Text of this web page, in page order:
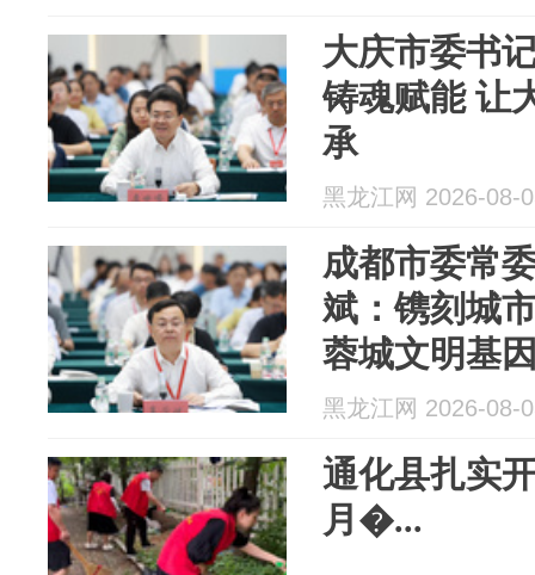
大庆市委书
铸魂赋能 让
承
黑龙江网 2026-08-
成都市委常
斌：镌刻城
蓉城文明基
黑龙江网 2026-08-
通化县扎实
月�...